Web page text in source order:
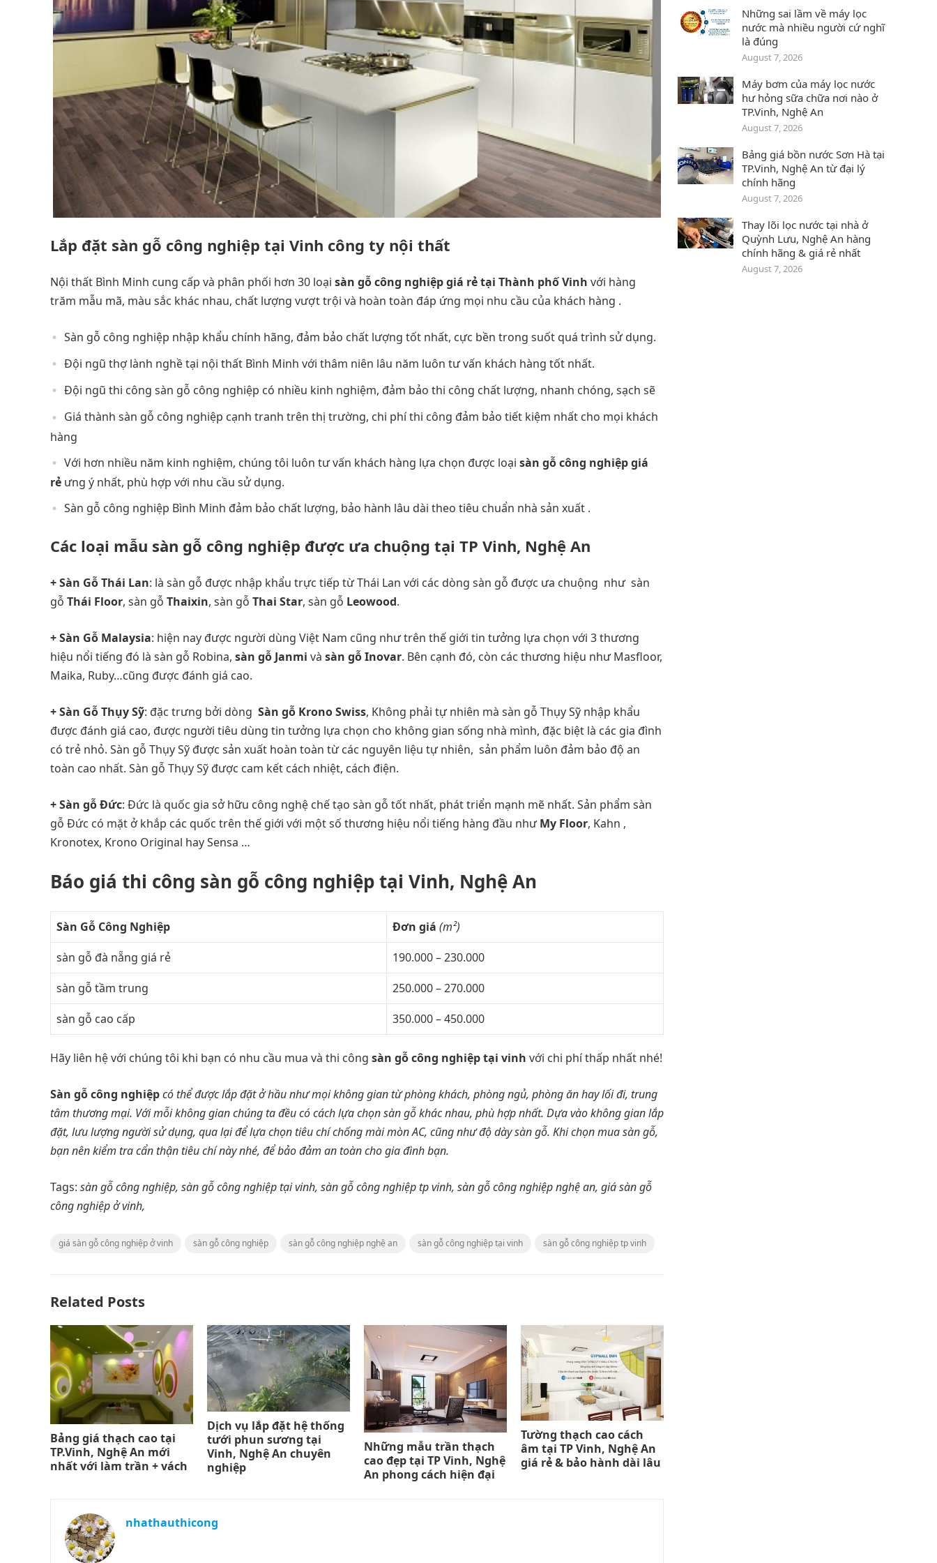
Lắp đặt sàn gỗ công nghiệp tại Vinh công ty nội thất
Nội thất Bình Minh cung cấp và phân phối hơn 30 loại sàn gỗ công nghiệp giá rẻ tại Thành phố Vinh với hàng
trăm mẫu mã, màu sắc khác nhau, chất lượng vượt trội và hoàn toàn đáp ứng mọi nhu cầu của khách hàng .
Sàn gỗ công nghiệp nhập khẩu chính hãng, đảm bảo chất lượng tốt nhất, cực bền trong suốt quá trình sử dụng.
Đội ngũ thợ lành nghề tại nội thất Bình Minh với thâm niên lâu năm luôn tư vấn khách hàng tốt nhất.
Đội ngũ thi công sàn gỗ công nghiệp có nhiều kinh nghiệm, đảm bảo thi công chất lượng, nhanh chóng, sạch sẽ
Giá thành sàn gỗ công nghiệp cạnh tranh trên thị trường, chi phí thi công đảm bảo tiết kiệm nhất cho mọi khách
hàng
Với hơn nhiều năm kinh nghiệm, chúng tôi luôn tư vấn khách hàng lựa chọn được loại sàn gỗ công nghiệp giá
rẻ ưng ý nhất, phù hợp với nhu cầu sử dụng.
Sàn gỗ công nghiệp Bình Minh đảm bảo chất lượng, bảo hành lâu dài theo tiêu chuẩn nhà sản xuất .
Các loại mẫu sàn gỗ công nghiệp được ưa chuộng tại TP Vinh, Nghệ An
+ Sàn Gỗ Thái Lan: là sàn gỗ được nhập khẩu trực tiếp từ Thái Lan với các dòng sàn gỗ được ưa chuộng như sàn
gỗ Thái Floor, sàn gỗ Thaixin, sàn gỗ Thai Star, sàn gỗ Leowood.
+ Sàn Gỗ Malaysia: hiện nay được người dùng Việt Nam cũng như trên thế giới tin tưởng lựa chọn với 3 thương
hiệu nổi tiếng đó là sàn gỗ Robina, sàn gỗ Janmi và sàn gỗ Inovar. Bên cạnh đó, còn các thương hiệu như Masfloor,
Maika, Ruby…cũng được đánh giá cao.
+ Sàn Gỗ Thụy Sỹ: đặc trưng bởi dòng Sàn gỗ Krono Swiss, Không phải tự nhiên mà sàn gỗ Thụy Sỹ nhập khẩu
được đánh giá cao, được người tiêu dùng tin tưởng lựa chọn cho không gian sống nhà mình, đặc biệt là các gia đình
có trẻ nhỏ. Sàn gỗ Thụy Sỹ được sản xuất hoàn toàn từ các nguyên liệu tự nhiên, sản phẩm luôn đảm bảo độ an
toàn cao nhất. Sàn gỗ Thụy Sỹ được cam kết cách nhiệt, cách điện.
+ Sàn gỗ Đức: Đức là quốc gia sở hữu công nghệ chế tạo sàn gỗ tốt nhất, phát triển mạnh mẽ nhất. Sản phẩm sàn
gỗ Đức có mặt ở khắp các quốc trên thế giới với một số thương hiệu nổi tiếng hàng đầu nhưMy Floor, Kahn ,
Kronotex, Krono Original hay Sensa …
Báo giá thi công sàn gỗ công nghiệp tại Vinh, Nghệ An
Sàn Gỗ Công Nghiệp Đơn giá (m²)
sàn gỗ đà nẵng giá rẻ
190.000 – 230.000
sàn gỗ tầm trung
250.000 – 270.000
sàn gỗ cao cấp
350.000 – 450.000
Hãy liên hệ với chúng tôi khi bạn có nhu cầu mua và thi công sàn gỗ công nghiệp tại vinh với chi phí thấp nhất nhé!
Sàn gỗ công nghiệpcó thể được lắp đặt ở hầu như mọi không gian từ phòng khách, phòng ngủ, phòng ăn hay lối đi, trung
tâm thương mại. Với mỗi không gian chúng ta đều có cách lựa chọn sàn gỗ khác nhau, phù hợp nhất. Dựa vào không gian lắp
đặt, lưu lượng người sử dụng, qua lại để lựa chọn tiêu chí chống mài mòn AC, cũng như độ dày sàn gỗ. Khi chọn mua sàn gỗ,
bạn nên kiểm tra cẩn thận tiêu chí này nhé, để bảo đảm an toàn cho gia đình bạn.
Tags: sàn gỗ công nghiệp, sàn gỗ công nghiệp tại vinh, sàn gỗ công nghiệp tp vinh, sàn gỗ công nghiệp nghệ an, giá sàn gỗ
công nghiệp ở vinh,
giá sàn gỗ công nghiệp ở vinh sàn gỗ công nghiệp sàn gỗ công nghiệp nghệ an sàn gỗ công nghiệp tại vinh sàn gỗ công nghiệp tp vinh
Related Posts
Bảng giá thạch cao tại
TP.Vinh, Nghệ An mới
nhất với làm trần + vách
Dịch vụ lắp đặt hệ thống
tưới phun sương tại
Vinh, Nghệ An chuyên
nghiệp
Những mẫu trần thạch
cao đẹp tại TP Vinh, Nghệ
An phong cách hiện đại
Tường thạch cao cách
âm tại TP Vinh, Nghệ An
giá rẻ & bảo hành dài lâu
nhathauthicong
Những sai lầm về máy lọc
nước mà nhiều người cứ nghĩ
là đúng
August 7, 2026
Máy bơm của máy lọc nước
hư hỏng sữa chữa nơi nào ở
TP.Vinh, Nghệ An
August 7, 2026
Bảng giá bồn nước Sơn Hà tại
TP.Vinh, Nghệ An từ đại lý
chính hãng
August 7, 2026
Thay lõi lọc nước tại nhà ở
Quỳnh Lưu‎‎, Nghệ An hàng
chính hãng & giá rẻ nhất
August 7, 2026